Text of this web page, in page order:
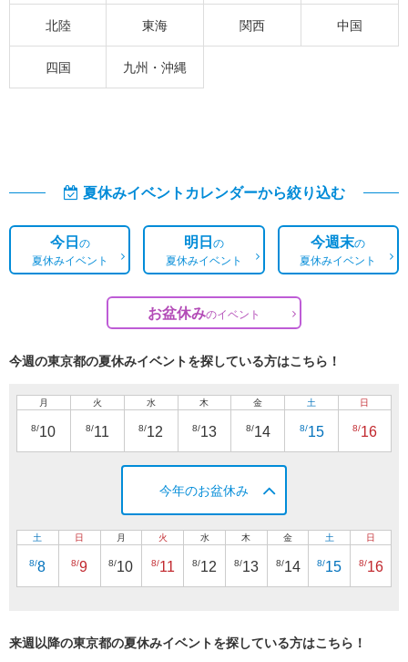
北陸 東海 関西 中国
四国 九州・沖縄
夏休みイベントカレンダーから絞り込む
今日の
夏休みイベント
明日の
夏休みイベント
今週末の
夏休みイベント
お盆休みのイベント
今週の東京都の夏休みイベントを探している方はこちら！
月
8/10
火
8/11
水
8/12
木
8/13
金
8/14
土
8/15
日
8/16
今年のお盆休み
土
8/8
日
8/9
月
8/10
火
8/11
水
8/12
木
8/13
金
8/14
土
8/15
日
8/16
来週以降の東京都の夏休みイベントを探している方はこちら！